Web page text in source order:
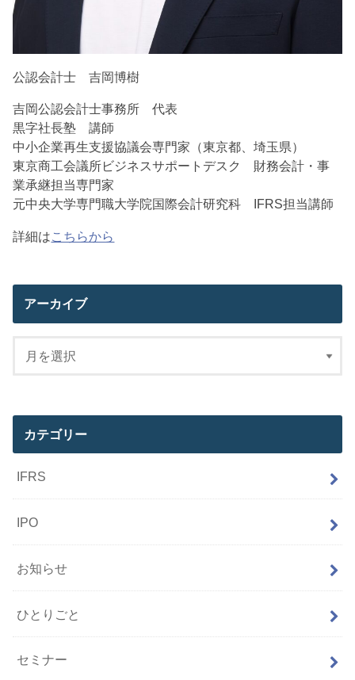
公認会計士 吉岡博樹
吉岡公認会計士事務所 代表
黒字社長塾 講師
中小企業再生支援協議会専門家（東京都、埼玉県）
東京商工会議所ビジネスサポートデスク 財務会計・事
業承継担当専門家
元中央大学専門職大学院国際会計研究科 IFRS担当講師
詳細はこちらから
アーカイブ
カテゴリー
IFRS
IPO
お知らせ
ひとりごと
セミナー